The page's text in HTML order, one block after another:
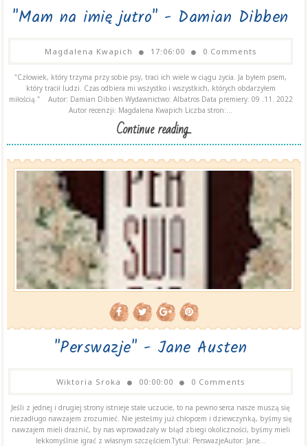
"Mam na imię jutro" - Damian Dibben
Magdalena Kwapich 17:06:00 0 Comments
"Człowiek, który trzyma przy sobie psy, traci ich wiele w ciągu życia. Ja byłem psem,
który tracił ludzi. Czas odbiera mi wszystko i wszystkich, których obdarzyłem
miłością." Autor: Damian Dibben Wydawnictwo: Albatros Data premiery: 09 .11. 2022
Autor recenzji: Magdalena Kwapich Liczba stron:...
Continue reading...
"Perswazje" - Jane Austen
Wiktoria Sroka 00:00:00 0 Comments
Jeśli z jednej i drugiej strony istnieje stałe uczucie, to na pewno serca nasze muszą się
niezadługo nawzajem zrozumieć. Nie jesteśmy już chłopcem i dziewczynką, byśmy się
nawzajem mieli drażnić, by nas wprowadzały w błąd zbiegi okoliczności, byśmy mieli
lekkomyślnie igrać z własnym szczęściem.Tytuł: PerswazjeAutor: Jane...